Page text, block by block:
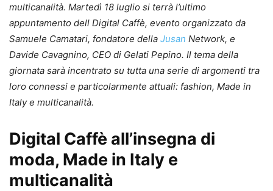
multicanalità. Martedì 18 luglio si terrà l’ultimo
appuntamento dell Digital Caffè, evento organizzato da
Samuele Camatari, fondatore della Jusan Network, e
Davide Cavagnino, CEO di Gelati Pepino. Il tema della
giornata sarà incentrato su tutta una serie di argomenti tra
loro connessi e particolarmente attuali: fashion, Made in
Italy e multicanalità.
Digital Caffè all’insegna di
moda, Made in Italy e
multicanalità